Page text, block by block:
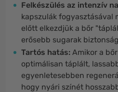
Felkészülés az intenzív
kapszulák fogyasztásával
előtt elkezdjük a bőr
erősebb sugarak
Tartós hatás: Amikor a
optimálisan táplált,
egyenletesebben
hogy nyári színét